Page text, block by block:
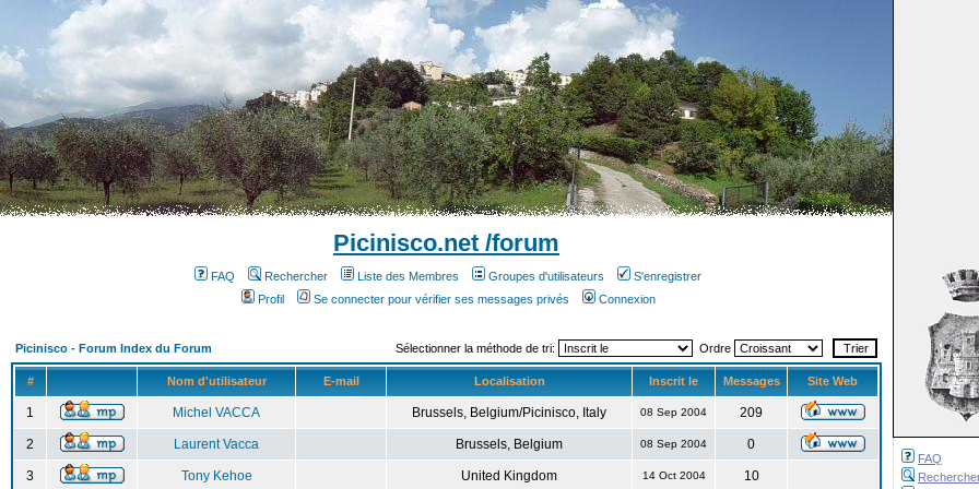
FAQ
Picinisco.net /forum
FAQ Rechercher Liste des Membres Groupes d'utilisateurs
S'enregistrer
Profil
Se connecter pour vérifier ses messages privés Connexion
Picinisco - Forum Index du Forum Sélectionner la méthode de tri: Ordre
# Nom d'utilisateur E-mail Localisation Inscrit le Messages Site Web
1 Michel VACCA Brussels, Belgium/Picinisco, Italy 08 Sep 2004 209
2 Laurent Vacca Brussels, Belgium 08 Sep 2004 0
3 Tony Kehoe United Kingdom 14 Oct 2004 10